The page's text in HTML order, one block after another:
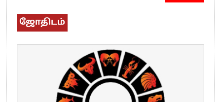
ஜோதிடம்